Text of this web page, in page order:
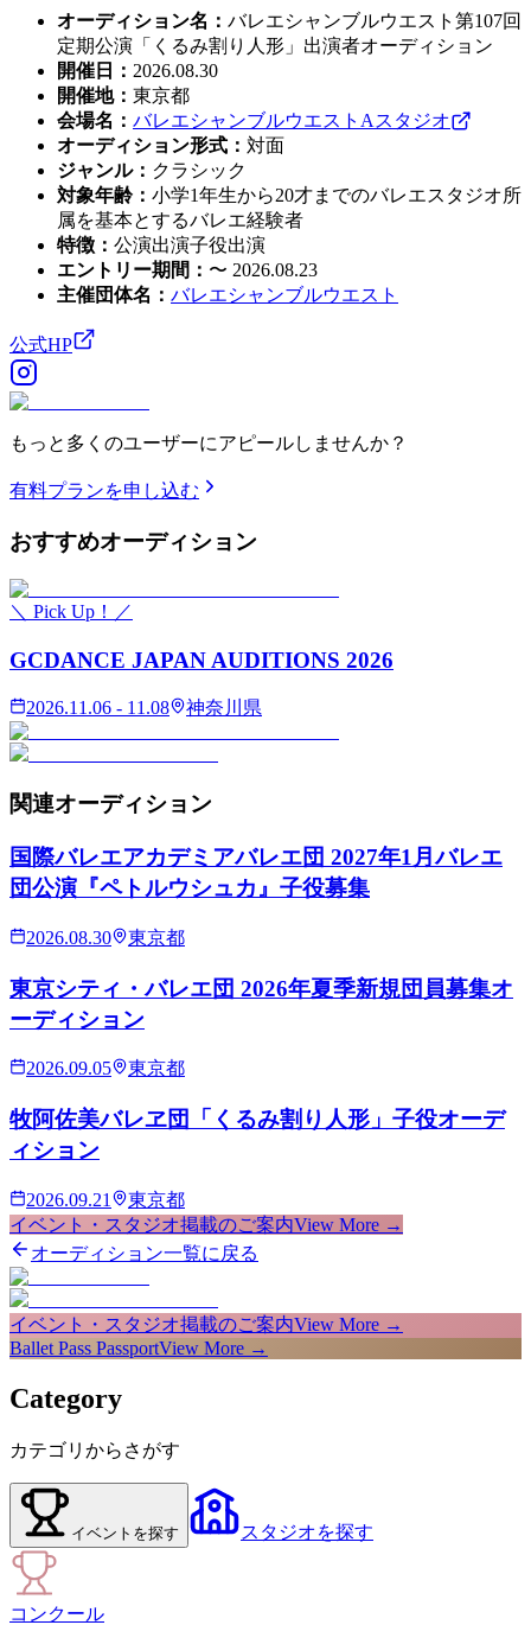
オーディション名 ： バレエシャンブルウエスト第107回
定期公演「くるみ割り人形」出演者オーディション
開催日
： 2026.08.30
開催地： 東京都
会場名 ： バレエシャンブルウエストAスタジオ
オーディション形式 ： 対面
ジャンル： クラシック
対象年齢 ： 小学1年生から20才までのバレエスタジオ所
属を基本とするバレエ経験者
特徴 ： 公演出演子役出演
エントリー期間 ： 〜 2026.08.23
主催団体名 ： バレエシャンブルウエスト
公式HP
もっと多くのユーザーにアピールしませんか？
有料プランを申し込む
おすすめオーディション
＼ Pick Up！／
GCDANCE JAPAN AUDITIONS 2026
2026.11.06 - 11.08 神奈川県
関連オーディション
国際バレエアカデミアバレエ団 2027年1月バレエ
団公演『ペトルウシュカ』子役募集
2026.08.30 東京都
東京シティ・バレエ団 2026年夏季新規団員募集オ
ーディション
2026.09.05 東京都
牧阿佐美バレヱ団「くるみ割り人形」子役オーデ
ィション
2026.09.21
東京都
イベント・スタジオ掲載のご案内View More →
オーディション一覧に戻る
イベント・スタジオ掲載のご案内View More →
Ballet Pass PassportView More →
Category
カテゴリからさがす
イベント を探す スタジオを探す
コンクール